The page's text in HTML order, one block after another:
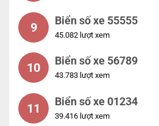
9 Biển số xe 55555
45.082 lượt xem
10 Biển số xe 56789
43.783 lượt xem
11 Biển số xe 01234
39.416 lượt xem